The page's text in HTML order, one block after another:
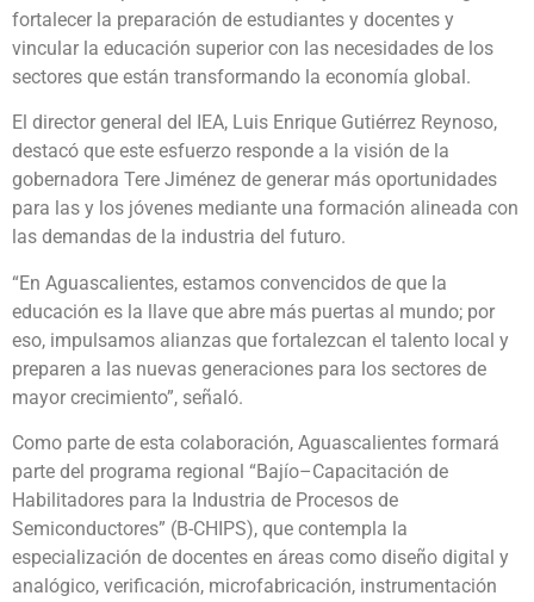
fortalecer la preparación de estudiantes y docentes y
vincular la educación superior con las necesidades de los
sectores que están transformando la economía global.
El director general del IEA, Luis Enrique Gutiérrez Reynoso,
destacó que este esfuerzo responde a la visión de la
gobernadora Tere Jiménez de generar más oportunidades
para las y los jóvenes mediante una formación alineada con
las demandas de la industria del futuro.
“En Aguascalientes, estamos convencidos de que la
educación es la llave que abre más puertas al mundo; por
eso, impulsamos alianzas que fortalezcan el talento local y
preparen a las nuevas generaciones para los sectores de
mayor crecimiento”, señaló.
Como parte de esta colaboración, Aguascalientes formará
parte del programa regional “Bajío–Capacitación de
Habilitadores para la Industria de Procesos de
Semiconductores” (B-CHIPS), que contempla la
especialización de docentes en áreas como diseño digital y
analógico, verificación, microfabricación, instrumentación